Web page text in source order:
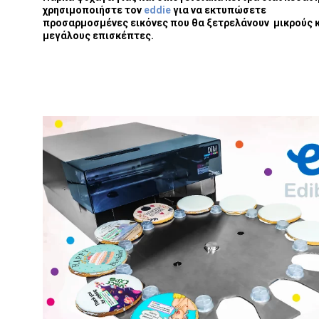
χρησιμοποιήστε τον eddieγια να εκτυπώσετε
προσαρμοσμένες εικόνες που θα ξετρελάνουν μικρούς
μεγάλους επισκέπτες.